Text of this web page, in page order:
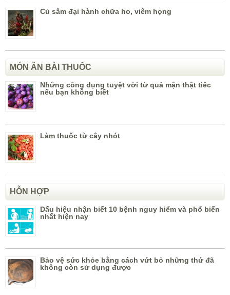
Củ sâm đại hành chữa ho, viêm họng
MÓN ĂN BÀI THUỐC
Những công dụng tuyệt vời từ quả mận thật tiếc
nếu bạn không biết
Làm thuốc từ cây nhót
HỖN HỢP
Dấu hiệu nhận biết 10 bệnh nguy hiểm và phổ biến
nhất hiện nay
Bảo vệ sức khỏe bằng cách vứt bỏ những thứ đã
không còn sử dụng được